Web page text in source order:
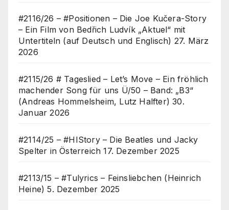
#2116/26 – #Positionen – Die Joe Kučera-Story
– Ein Film von Bedřich Ludvík „Aktuel“ mit
Untertiteln (auf Deutsch und Englisch) 27. März
2026
#2115/26 # Tageslied – Let’s Move – Ein fröhlich
machender Song für uns Ü/50 – Band: „B3“
(Andreas Hommelsheim, Lutz Halfter) 30.
Januar 2026
#2114/25 – #HIStory – Die Beatles und Jacky
Spelter in Österreich 17. Dezember 2025
#2113/15 – #Tulyrics – Feinsliebchen (Heinrich
Heine) 5. Dezember 2025